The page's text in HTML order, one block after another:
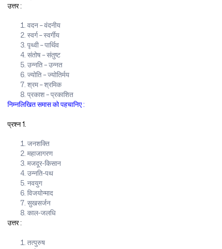
उत्तर :
वदन – वंदनीय
स्वर्ग – स्वर्गीय
पृथ्वी – पार्थिव
संतोष – संतुष्ट
उन्नति – उन्नत
ज्योति – ज्योतिर्मय
श्रम – श्रमिक
प्रकाश – प्रकाशित
निम्नलिखित समास को पहचानिए :
प्रश्न 1.
जनशक्ति
महाजागरण
मजदूर-किसान
उन्नति-पथ
नवयुग
विजयोन्माद
सुखसर्जन
काल-जलधि
उत्तर :
तत्पुरुष